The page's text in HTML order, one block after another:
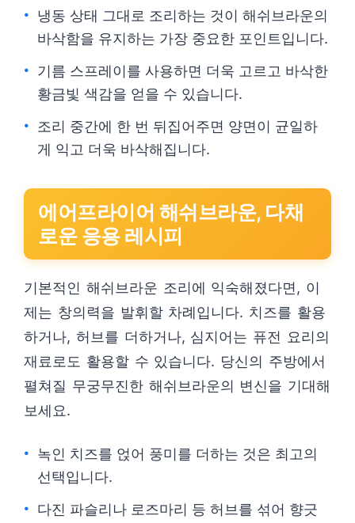
냉동 상태 그대로 조리하는 것이 해쉬브라운의
바삭함을 유지하는 가장 중요한 포인트입니다.
기름 스프레이를 사용하면 더욱 고르고 바삭한
황금빛 색감을 얻을 수 있습니다.
조리 중간에 한 번 뒤집어주면 양면이 균일하
게 익고 더욱 바삭해집니다.
에어프라이어 해쉬브라운, 다채
로운 응용 레시피
기본적인 해쉬브라운 조리에 익숙해졌다면, 이
제는 창의력을 발휘할 차례입니다. 치즈를 활용
하거나, 허브를 더하거나, 심지어는 퓨전 요리의
재료로도 활용할 수 있습니다. 당신의 주방에서
펼쳐질 무궁무진한 해쉬브라운의 변신을 기대해
보세요.
녹인 치즈를 얹어 풍미를 더하는 것은 최고의
선택입니다.
다진 파슬리나 로즈마리 등 허브를 섞어 향긋